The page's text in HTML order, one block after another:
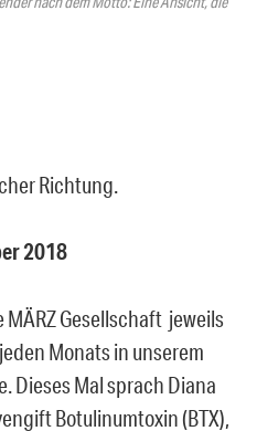
Richtung.
2018
Gesellschaft jeweils
Monats in unserem
Dieses Mal sprach Diana
Botulinumtoxin (BTX),